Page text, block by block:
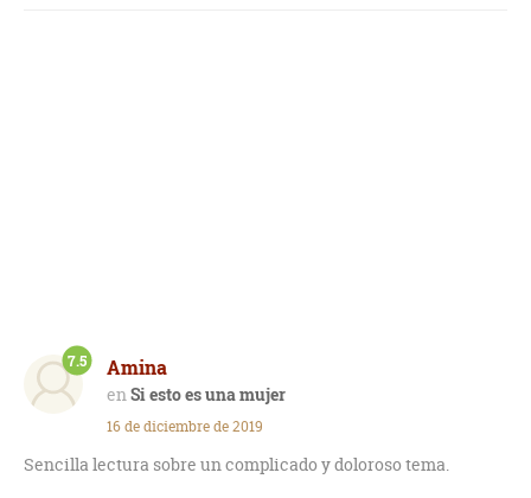
Amina
Si esto es una mujer
7.5
16 de diciembre de 2019
Sencilla lectura sobre un complicado y doloroso tema.